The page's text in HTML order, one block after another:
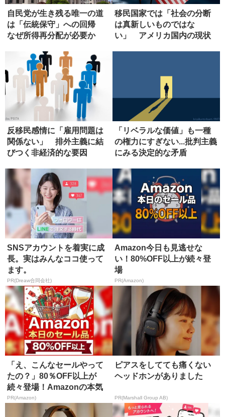
自民党が生き残る唯一の道
は「伝統保守」への回帰
なぜ所得再分配が必要か
移民国家では「社会の分断
は真新しいものではな
い」 アメリカ国内の現状
反移民感情に「雇用問題は
関係ない」 排外主義に結
びつく非経済的な要因
「リベラルな価値」も一種
の権力にすぎない...批判主義
にみる決定的な矛盾
SNSアカウントを着実に成
長。実はみんなココ使って
ます。
PR(Dreaw合同会社)
Amazon今日も見逃せな
い！80%OFF以上が続々登
場
PR(Amazon)
「え、こんなセールやって
たの？」80％OFF以上が
続々登場！Amazonの本気
が...
PR(Amazon)
ピアスをしてても痛くない
ヘッドホンがありました
PR(Marshall Group AB)